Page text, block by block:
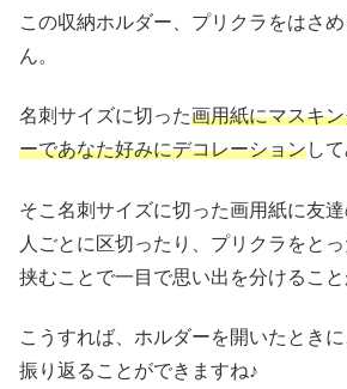
この収納ホルダー、プリクラをはさ
ん。
名刺サイズに切った画用紙にマスキ
ーであなた好みにデコレーションし
そこ名刺サイズに切った画用紙に友
人ごとに区切ったり、プリクラをと
挟むことで一目で思い出を分けること
こうすれば、ホルダーを開いたとき
振り返ることができますね♪